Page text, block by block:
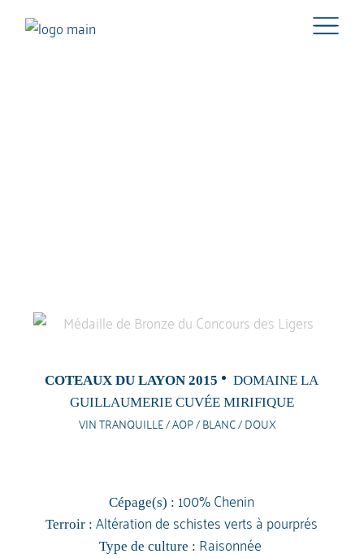
COTEAUX DU LAYON 2015
DOMAINE LA
GUILLAUMERIE CUVÉE MIRIFIQUE
VIN TRANQUILLE / AOP / BLANC / DOUX
Cépage(s) : 100% Chenin
Terroir : Altération de schistes verts à pourprés
Type de culture : Raisonnée